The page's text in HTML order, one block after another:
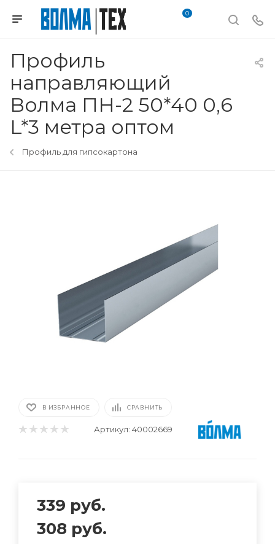
0
Профиль
направляющий
Волма ПН-2 50*40 0,6
L*3 метра оптом
Профиль для гипсокартона
В ИЗБРАННОЕ СРАВНИТЬ
Артикул: 40002669
339 руб.
308 руб.